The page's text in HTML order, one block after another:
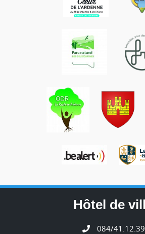
Hôtel de
084/41.12.39